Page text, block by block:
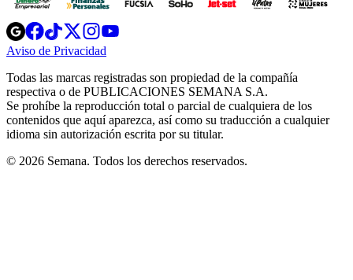
Opens
in
new
Opens
in
new
Opens
in
new
window
Opens
new
windowwindow
Aviso de Privacidad
new
window
Todas las marcas registradas son propiedad de la compañía
respectiva o de PUBLICACIONES SEMANA S.A.
Se prohíbe la reproducción total o parcial de cualquiera de los
contenidos que aquí aparezca, así como su traducción a cualquier
idioma sin autorización escrita por su titular.
© 2026 Semana. Todos los derechos reservados.